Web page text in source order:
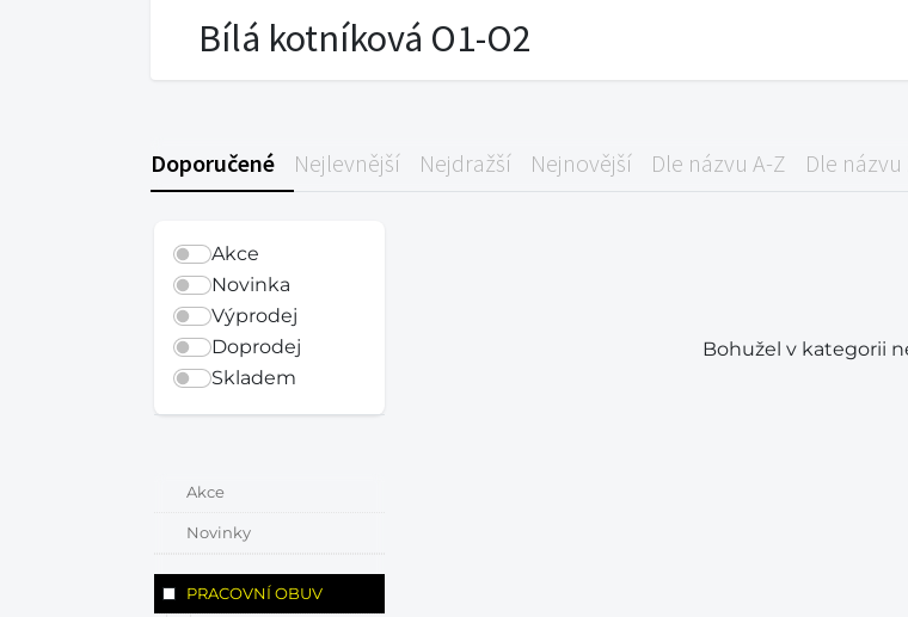
Bílá kotníková O1-O2
Doporučené Nejlevnější Nejdražší Nejnovější Dle názvu A-Z Dle názvu
Akce
Novinka
Výprodej
Doprodej
Skladem
Akce
Novinky
PRACOVNÍ OBUV
Bohužel v kategorii